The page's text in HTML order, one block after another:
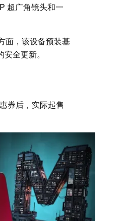
超广角镜头和一
面，该设备预装基
全更新。
券后，实际起售